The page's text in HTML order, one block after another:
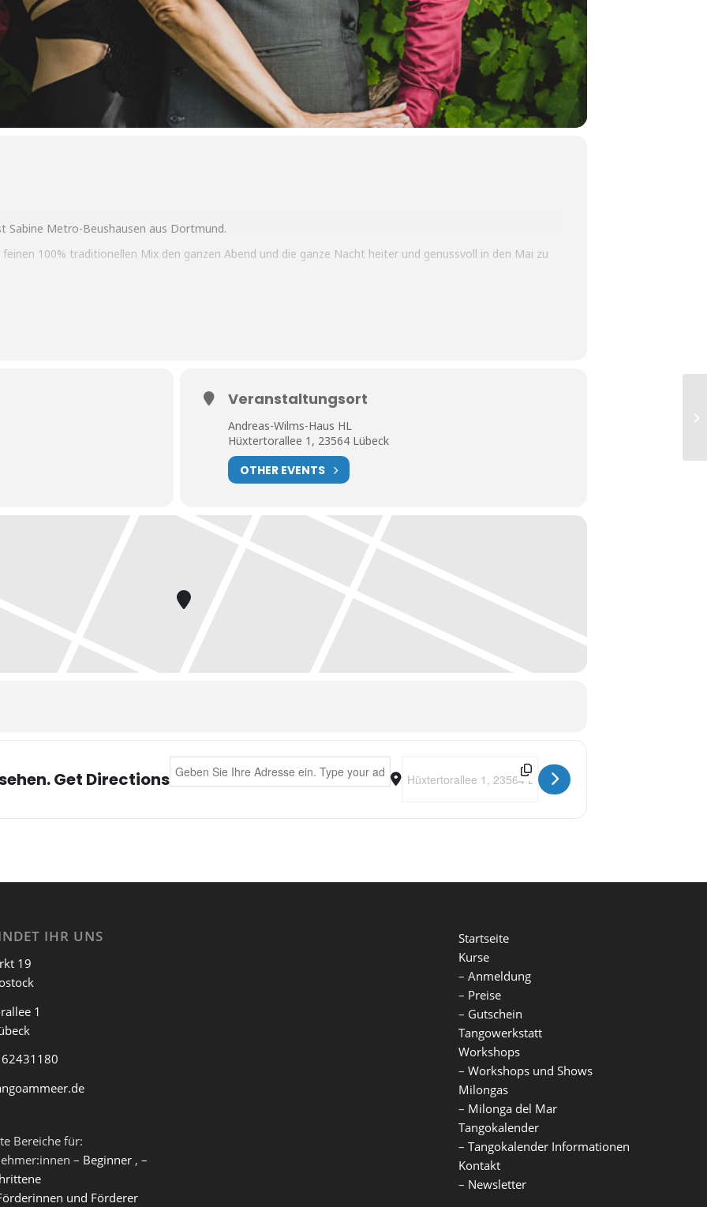
Sabine Metro-Beushausen aus Dortmund.
100% traditionellen Mix den ganzen Abend und die ganze Nacht heiter und genussvoll in den Mai zu
auf einen schönen Abend mit Euch!!
Veranstaltungsort
Andreas-Wilms-Haus HL
Hüxtertorallee 1, 23564 Lübeck
OTHER EVENTS
Get Directions
Address - Milonga - Auftakt zum Workshop-Wochenende mit Susanne Opitz & Rafael Busch
Destination Address - Milonga - Auftakt zum
IHR UNS
19
1
Bereiche für:
– Beginner, –
und Förderer
Startseite
Kurse
– Anmeldung
– Preise
– Gutschein
Tangowerkstatt
Workshops
– Workshops und Shows
Milongas
– Milonga del Mar
Tangokalender
– Tangokalender Informationen
Kontakt
– Newsletter